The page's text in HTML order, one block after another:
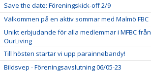
Save the date: Föreningskick-off 2/9
Välkommen på en aktiv sommar med Malmö FBC
Unikt erbjudande för alla medlemmar i MFBC från
OurLiving
Till hösten startar vi upp parainnebandy!
Bildsvep - Föreningsavslutning 06/05-23